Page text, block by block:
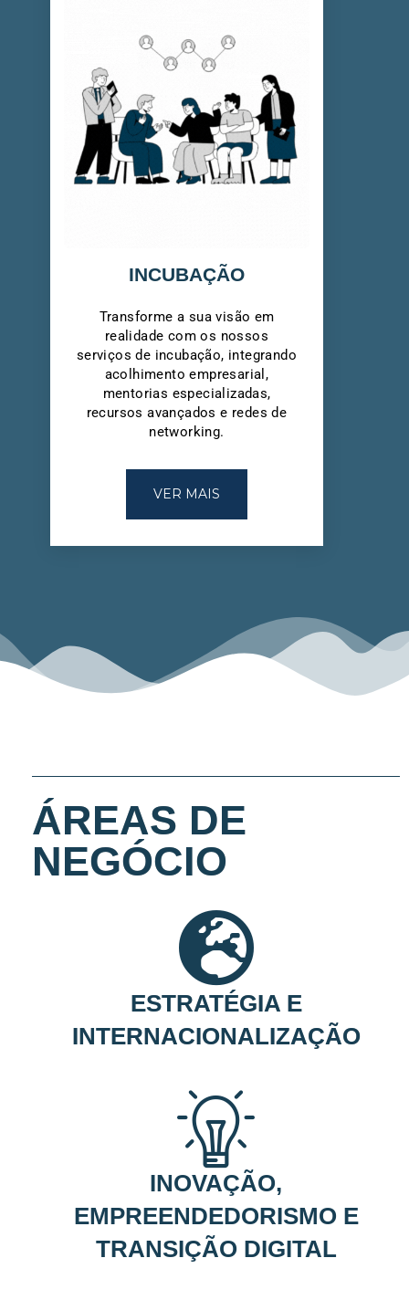
INCUBAÇÃO
Transforme a sua visão em
realidade com os nossos
serviços de incubação, integrando
acolhimento empresarial,
mentorias especializadas,
recursos avançados e redes de
networking.
VER MAIS
ÁREAS DE
NEGÓCIO
ESTRATÉGIA E
INTERNACIONALIZAÇÃO
INOVAÇÃO,
EMPREENDEDORISMO E
TRANSIÇÃO DIGITAL